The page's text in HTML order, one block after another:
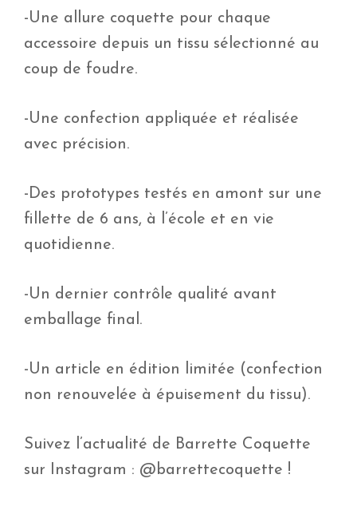
-Une allure coquette pour chaque
accessoire depuis un tissu sélectionné au
coup de foudre.
-Une confection appliquée et réalisée
avec précision.
-Des prototypes testés en amont sur une
fillette de 6 ans, à l’école et en vie
quotidienne.
-Un dernier contrôle qualité avant
emballage final.
-Un article en édition limitée (confection
non renouvelée à épuisement du tissu).
Suivez l’actualité de Barrette Coquette
sur Instagram : @barrettecoquette !